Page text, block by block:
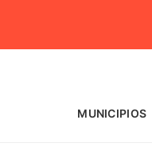
MUNICIPIOS